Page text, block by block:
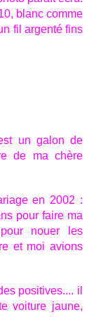
blanc comme
fil argenté fins
un galon de
de ma chère
en 2002 :
pour faire ma
nouer les
et moi avions
positives.... il
voiture jaune,